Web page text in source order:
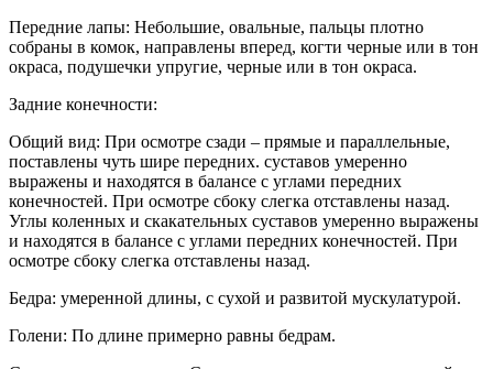
Передние лапы: Небольшие, овальные, пальцы плотно
собраны в комок, направлены вперед, когти черные или в тон
окраса, подушечки упругие, черные или в тон окраса.
Задние конечности:
Общий вид: При осмотре сзади – прямые и параллельные,
поставлены чуть шире передних. суставов умеренно
выражены и находятся в балансе с углами передних
конечностей. При осмотре сбоку слегка отставлены назад.
Углы коленных и скакательных суставов умеренно выражены
и находятся в балансе с углами передних конечностей. При
осмотре сбоку слегка отставлены назад.
Бедра: умеренной длины, с сухой и развитой мускулатурой.
Голени: По длине примерно равны бедрам.